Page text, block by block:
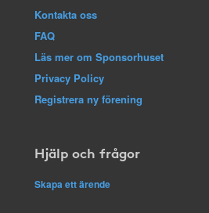
Kontakta oss
FAQ
Läs mer om Sponsorhuset
Privacy Policy
Registrera ny förening
Hjälp och frågor
Skapa ett ärende